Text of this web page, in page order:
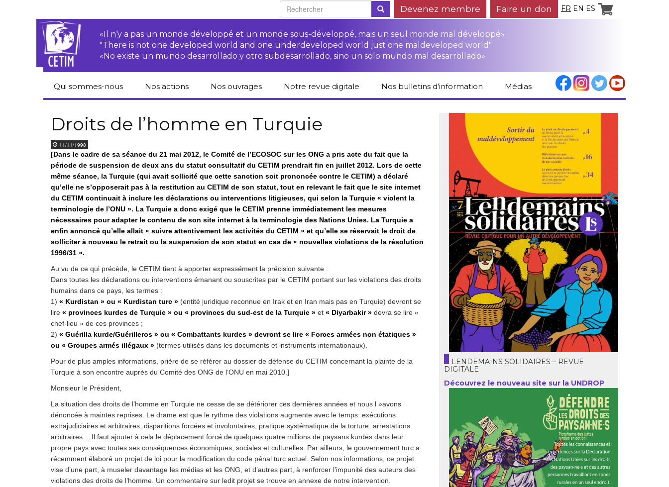
Devenez membre Faire un don FR EN ES
«Il n‘y a pas un monde développé et un monde sous-développé, mais un seul monde mal développé»
"There is not one developed world and one underdeveloped world just one maldeveloped world"
«No existe un mundo desarrollado y otro subdesarrollado, sino un solo mundo mal desarrollado»
Qui sommes-nous
Équipe
Newsletters
Rapports d’activités
Statuts
Nos actions
paysan.nes “Protéger les droits
des paysan.nes”
pour les paysan.nes
Fiches de formation
sur les droits des
paysan.nes
sociétés
transnationales (STN)
Accès à la justice
pour les victimes des
STN
Justice
environnementale
Autres documents
et liens
Droits économiques,
sociaux et culturels
Droit au
développement
Bolivie
Brésil
Colombie
Cuba
Espagne
France
Guatemala
Haïti
Déclarations à l’ONU
Conférences
disposition
Nos ouvrages
Pensées d’hier pour
demain
Hors-série
Publications droits
humains
Collection droits
humains
Cahiers critiques
Diffusion librairies
Notre revue digitale
pour un autre
développement
solidaires dans les
médias
Nos bulletins d’information Médias
Revue de presse
Droits de l’homme en Turquie
11/11/1998
[Dans le cadre de sa séance du 21 mai 2012, le Comité de l’ECOSOC sur les ONG a pris acte du fait que la
période de suspension de deux ans du statut consultatif du CETIM prendrait fin en juillet 2012. Lors de cette
même séance, la Turquie (qui avait sollicité que cette sanction soit prononcée contre le CETIM) a déclaré
qu’elle ne s’opposerait pas à la restitution au CETIM de son statut, tout en relevant le fait que le site internet
du CETIM continuait à inclure les déclarations ou interventions litigieuses, qui selon la Turquie « violent la
terminologie de l’ONU ». La Turquie a donc exigé que le CETIM prenne immédiatement les mesures
nécessaires pour adapter le contenu de son site internet à la terminologie des Nations Unies. La Turquie a
enfin annoncé qu’elle allait « suivre attentivement les activités du CETIM » et qu’elle se réservait le droit de
solliciter à nouveau le retrait ou la suspension de son statut en cas de « nouvelles violations de la résolution
1996/31 ».
Au vu de ce qui précède, le CETIM tient à apporter expressément la précision suivante :
Dans toutes les déclarations ou interventions émanant ou souscrites par le CETIM portant sur les violations des droits
humains dans ce pays, les termes :
1) « Kurdistan » ou « Kurdistan turc » (entité juridique reconnue en Irak et en Iran mais pas en Turquie) devront se
lire « provinces kurdes de Turquie » ou « provinces du sud-est de la Turquie » et « Diyarbakir » devra se lire «
chef-lieu » de ces provinces ;
2) « Guérilla kurde/Guérilleros » ou « Combattants kurdes » devront se lire « Forces armées non étatiques »
ou « Groupes armés illégaux » (termes utilisés dans les documents et instruments internationaux).
Pour de plus amples informations, prière de se référer au dossier de défense du CETIM concernant la plainte de la
Turquie à son encontre auprès du Comité des ONG de l’ONU en mai 2010.]
Monsieur le Président,
La situation des droits de l’homme en Turquie ne cesse de se détériorer ces dernières années et nous l »avons
dénoncée à maintes reprises. Le drame est que le rythme des violations augmente avec le temps: exécutions
extrajudiciaires et arbitraires, disparitions forcées et involontaires, pratique systématique de la torture, arrestations
arbitraires… Il faut ajouter à cela le déplacement forcé de quelques quatre millions de paysans kurdes dans leur
propre pays avec toutes ses conséquences économiques, sociales et culturelles. Par ailleurs, le gouvernement turc a
récemment élaboré un projet de loi pour la modification du code pénal turc actuel. Selon nos informations, ce projet
vise d’une part, à museler davantage les médias et les ONG, et d’autres part, à renforcer l’impunité des auteurs des
violations des droits de l’homme. Un commentaire sur ledit projet se trouve en annexe de notre intervention.
LENDEMAINS SOLIDAIRES – REVUE
DIGITALE
Découvrez le nouveau site sur la UNDROP